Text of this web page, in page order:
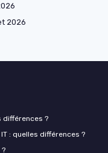
2026
différences ?
: quelles différences ?
?